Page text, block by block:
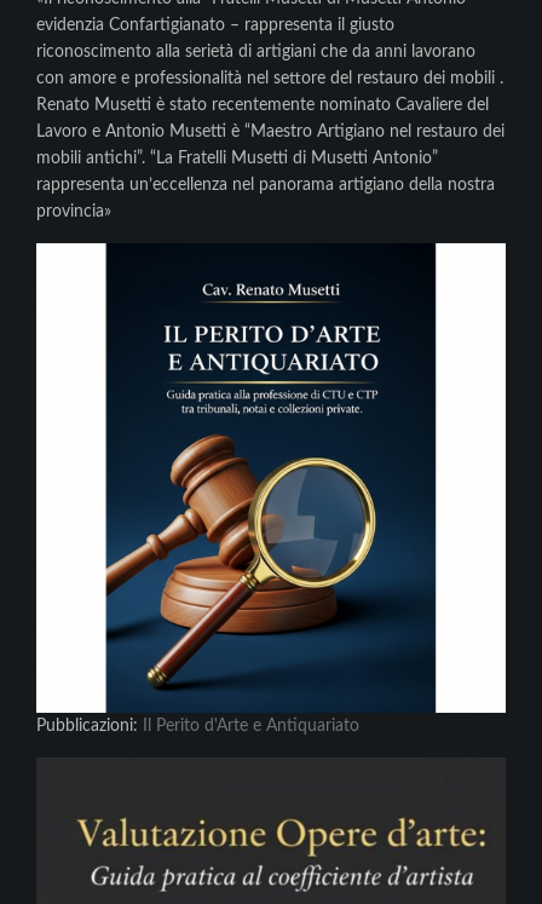
evidenzia Confartigianato – rappresenta il giusto
riconoscimento alla serietà di artigiani che da anni lavorano
con amore e professionalità nel settore del restauro dei mobili .
Renato Musetti è stato recentemente nominato Cavaliere del
Lavoro e Antonio Musetti è “Maestro Artigiano nel restauro dei
mobili antichi”. “La Fratelli Musetti di Musetti Antonio”
rappresenta un’eccellenza nel panorama artigiano della nostra
provincia»
Pubblicazioni: Il Perito d'Arte e Antiquariato